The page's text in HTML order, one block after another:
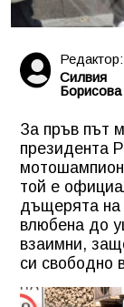
Редактор:
Силвия
Борисова
За пръв път
президента
мотошампион
той е
дъщерята на
влюбена до
взаимни,
си свободно